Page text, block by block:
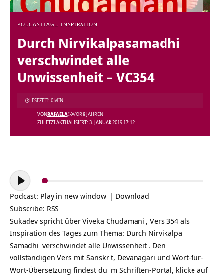
PODCASTTÄGL. INSPIRATION
Durch Nirvikalpasamadhi
verschwindet alle
Unwissenheit – VC354
ZULETZT AKTUALISIERT: 3. JANUAR 2019 17:12
VONRAFAELA VOR 8 JAHREN
LESEZEIT: 0 MIN
Audio-
Player
Podcast: Play in new window | Download
Subscribe: RSS
Sukadev spricht über Viveka Chudamani , Vers 354 als
Inspiration des Tages zum Thema: Durch Nirvikalpa
Samadhi verschwindet alle Unwissenheit . Den
vollständigen Vers mit Sanskrit, Devanagari und Wort-für-
Wort-Übersetzung findest du im Schriften-Portal, klicke auf